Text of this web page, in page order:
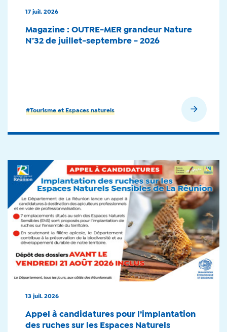
#Tourisme et Espaces naturels
17 juil. 2026
Magazine : OUTRE-MER grandeur Nature
N°32 de juillet-septembre - 2026
13 juil. 2026
Appel à candidatures pour l’implantation
des ruches sur les Espaces Naturels